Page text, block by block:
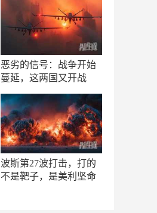
恶劣的信号：战争开始
蔓延，这两国又开战
波斯第27波打击，打的
不是靶子，是美利坚命